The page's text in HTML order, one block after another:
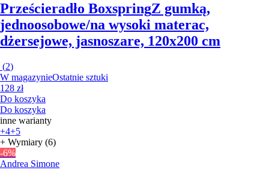
Prześcieradło BoxspringZ gumką,
jednoosobowe/na wysoki materac,
dżersejowe, jasnoszare, 120x200 cm
(2)
W magazynieOstatnie sztuki
128 zł
Do koszyka
Do koszyka
inne warianty
+4+5
+ Wymiary (6)
-6%
Andrea Simone